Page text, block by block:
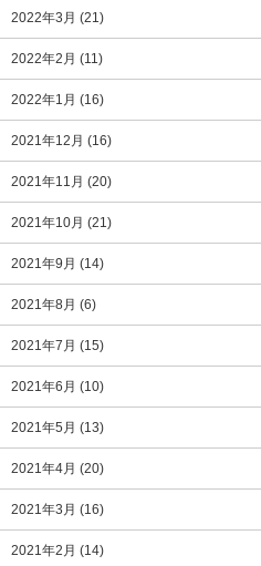
2022年3月 (21)
2022年2月 (11)
2022年1月 (16)
2021年12月 (16)
2021年11月 (20)
2021年10月 (21)
2021年9月 (14)
2021年8月 (6)
2021年7月 (15)
2021年6月 (10)
2021年5月 (13)
2021年4月 (20)
2021年3月 (16)
2021年2月 (14)